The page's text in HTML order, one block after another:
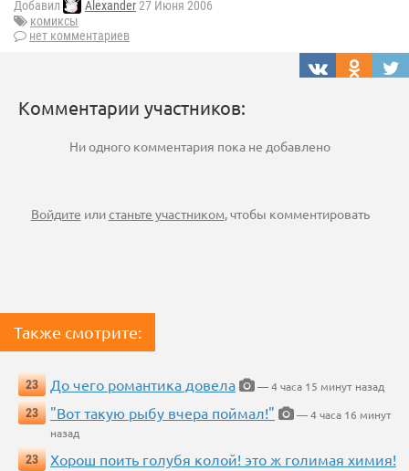
Добавил Alexander27 Июня 2006
комиксы
нет комментариев
Комментарии участников:
Ни одного комментария пока не добавлено
Войдите илистаньте участником, чтобы комментировать
Также смотрите:
23 До чего романтика довела
— 4 часа 15 минут назад
23
"Вот такую рыбу вчера поймал!"
— 4 часа 16 минут
назад
23
Хорош поить голубя колой! это ж голимая химия!